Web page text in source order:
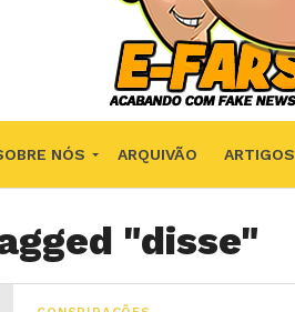
NÓS ARQUIVÃO ARTIGOS
"disse"